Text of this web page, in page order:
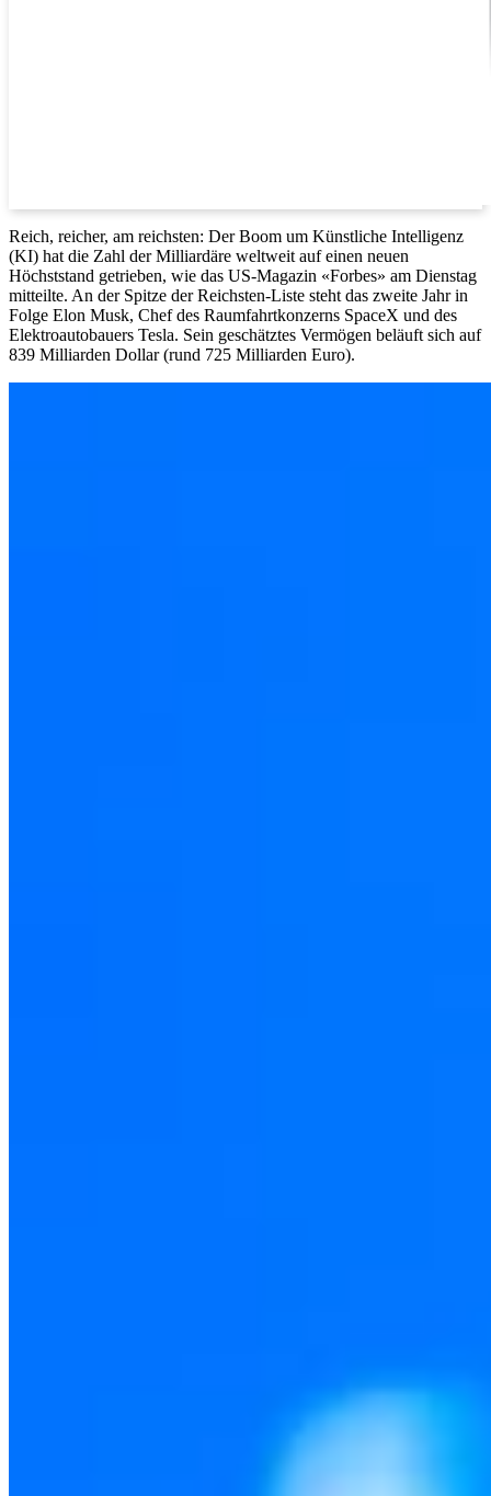
Reich, reicher, am reichsten: Der Boom um Künstliche Intelligenz
(KI) hat die Zahl der Milliardäre weltweit auf einen neuen
Höchststand getrieben, wie das US-Magazin «Forbes» am Dienstag
mitteilte. An der Spitze der Reichsten-Liste steht das zweite Jahr in
Folge Elon Musk, Chef des Raumfahrtkonzerns SpaceX und des
Elektroautobauers Tesla. Sein geschätztes Vermögen beläuft sich auf
839 Milliarden Dollar (rund 725 Milliarden Euro).